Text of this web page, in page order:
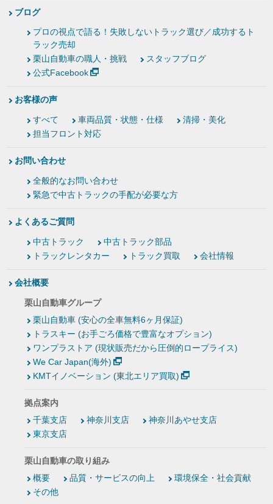
ブログ
プロの視点で語る！失敗しないトラック選び／成功するト
ラック売却
栗山自動車の職人・挑戦
スタッフブログ
公式Facebook
お客様の声
すべて 車両品質・状態・仕様
清掃・美化
担当フロント対応
お問い合わせ
全般的なお問い合わせ
緊急で中古トラックの手配が必要な方
よくあるご質問
中古トラック
中古トラック部品
トラックレンタカー
トラック買取 会社情報
会社概要
栗山自動車グループ
栗山自動車 (安心の全車無料6ヶ月保証)
トラスキー (お手ごろ価格で豊富なオプション)
ワンプラストア (現状販売だから圧倒的ロープライス)
We Car Japan(海外)
KMTイノベーション (東北エリア買取)
拠点案内
千葉支店
神奈川支店
神奈川あやせ支店
東京支店
栗山自動車の取り組み
概要
品質・サービスの向上
環境保全・社会貢献
その他